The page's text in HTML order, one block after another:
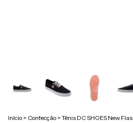
Início > Confecção > Tênis DC SHOES New